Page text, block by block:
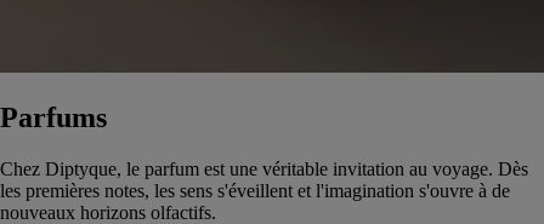
Parfums
Chez Diptyque, le parfum est une véritable invitation au voyage. Dès
les premières notes, les sens s'éveillent et l'imagination s'ouvre à de
nouveaux horizons olfactifs.